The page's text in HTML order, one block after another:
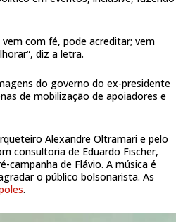
com fé, pode acreditar; vem
diz a letra.
do governo do ex-presidente
de mobilização de apoiadores e
Alexandre Oltramari e pelo
consultoria de Eduardo Fischer,
campanha de Flávio. A música é
o público bolsonarista. As
.